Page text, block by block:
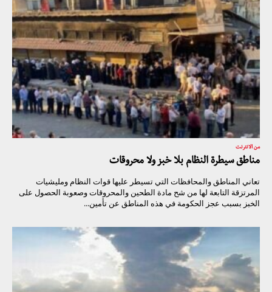
من الانترنت
مناطق سيطرة النظام بلا خبز ولا محروقات
تعاني المناطق والمحافظات التي تسيطر عليها قوات النظام ومليشيات
المرتزقة التابعة لها من شح مادة الطحين والمحروقات وصعوبة الحصول على
الخبز بسبب عجز الحكومة في هذه المناطق عن تأمين...